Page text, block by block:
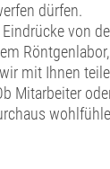
dürfen.
von
mit Ihnen
Mitarbeiter